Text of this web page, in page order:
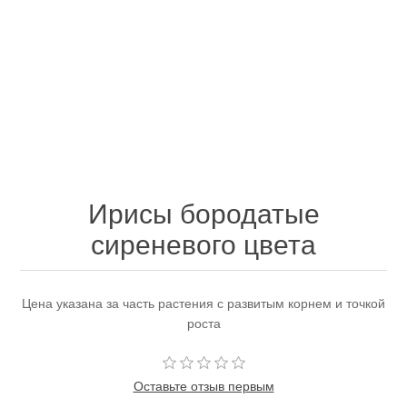
Ирисы бородатые
сиреневого цвета
Цена указана за часть растения с развитым корнем и точкой
роста
Оставьте отзыв первым